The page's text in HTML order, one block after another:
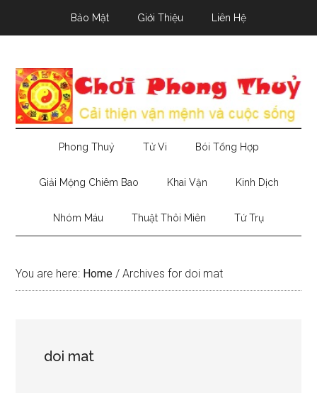
Bảo Mật Giới Thiệu Liên Hệ
Phong Thuỷ Tử Vi Bói Tổng Hợp
Giải Mộng Chiêm Bao Khai Vận Kinh Dịch
Nhóm Máu Thuật Thôi Miên Tứ Trụ
You are here: Home / Archives for doi mat
doi mat